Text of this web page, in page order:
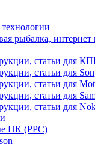
рыбалка, интернет
статьи для
статьи для
статьи для
статьи для
статьи для
ПК (PPC)